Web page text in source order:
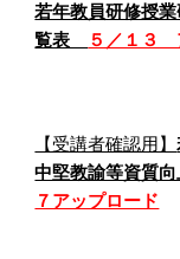
若年教員研修授
覧表
５／１３
【受講者確認用】
中堅教諭等資質
７アップロード